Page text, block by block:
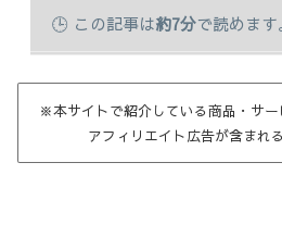
この記事は約7分で読めます
※本サイトで紹介している商品・サー
アフィリエイト広告が含まれ